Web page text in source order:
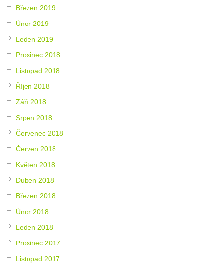
Březen 2019
Únor 2019
Leden 2019
Prosinec 2018
Listopad 2018
Říjen 2018
Září 2018
Srpen 2018
Červenec 2018
Červen 2018
Květen 2018
Duben 2018
Březen 2018
Únor 2018
Leden 2018
Prosinec 2017
Listopad 2017